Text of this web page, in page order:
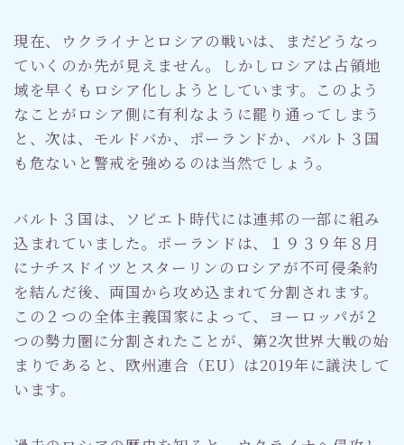
現在、ウクライナとロシアの戦いは、まだどうなっ
ていくのか先が見えません。しかしロシアは占領地
域を早くもロシア化しようとしています。このよう
なことがロシア側に有利なように罷り通ってしまう
と、次は、モルドバか、ポーランドか、バルト３国
も危ないと警戒を強めるのは当然でしょう。
バルト３国は、ソビエト時代には連邦の一部に組み
込まれていました。ポーランドは、１９３９年８月
にナチスドイツとスターリンのロシアが不可侵条約
を結んだ後、両国から攻め込まれて分割されます。
この２つの全体主義国家によって、ヨーロッパが２
つの勢力圏に分割されたことが、第2次世界大戦の始
まりであると、欧州連合（EU）は2019年に議決して
います。